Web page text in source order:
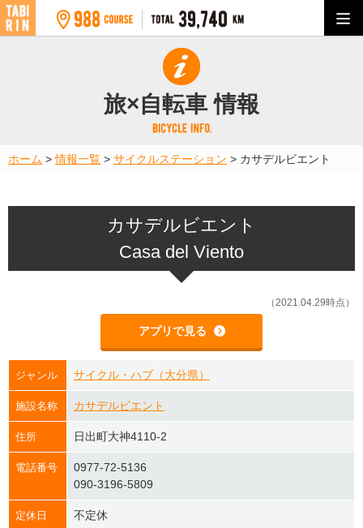
旅×自転車 情報
ホーム >情報一覧 > サイクルステーション > カサデルビエント
カサデルビエント
Casa del Viento
（2021.04.29時点）
アプリで見る
ジャンル サイクル・ハブ（大分県）
施設名称 カサデルビエント
住所 日出町大神4110-2
電話番号
0977-72-5136
090-3196-5809
定休日 不定休